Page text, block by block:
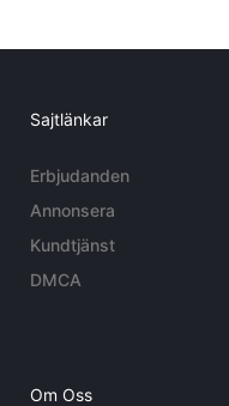
Sajtlänkar
Erbjudanden
Annonsera
Kundtjänst
DMCA
Om Oss